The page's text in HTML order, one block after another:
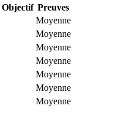
Objectif Preuves
Moyenne
Moyenne
Moyenne
Moyenne
Moyenne
Moyenne
Moyenne